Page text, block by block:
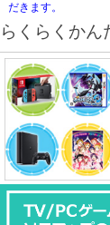
だきます。
らくらくかん